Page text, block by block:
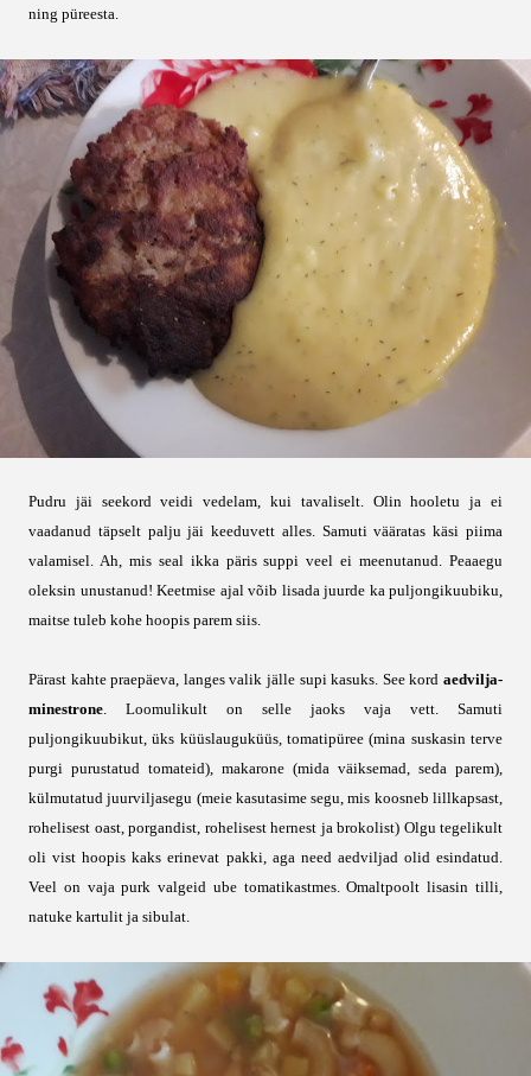
ning püreesta.
Pudru jäi seekord veidi vedelam, kui tavaliselt. Olin hooletu ja ei
vaadanud täpselt palju jäi keeduvett alles. Samuti vääratas käsi piima
valamisel. Ah, mis seal ikka päris suppi veel ei meenutanud. Peaaegu
oleksin unustanud! Keetmise ajal võib lisada juurde ka puljongikuubiku,
maitse tuleb kohe hoopis parem siis.
Pärast kahte praepäeva, langes valik jälle supi kasuks. See kord aedvilja-
minestrone. Loomulikult on selle jaoks vaja vett. Samuti
puljongikuubikut, üks küüslauguküüs, tomatipüree (mina suskasin terve
purgi purustatud tomateid), makarone (mida väiksemad, seda parem),
külmutatud juurviljasegu (meie kasutasime segu, mis koosneb lillkapsast,
rohelisest oast, porgandist, rohelisest hernest ja brokolist) Olgu tegelikult
oli vist hoopis kaks erinevat pakki, aga need aedviljad olid esindatud.
Veel on vaja purk valgeid ube tomatikastmes. Omaltpoolt lisasin tilli,
natuke kartulit ja sibulat.